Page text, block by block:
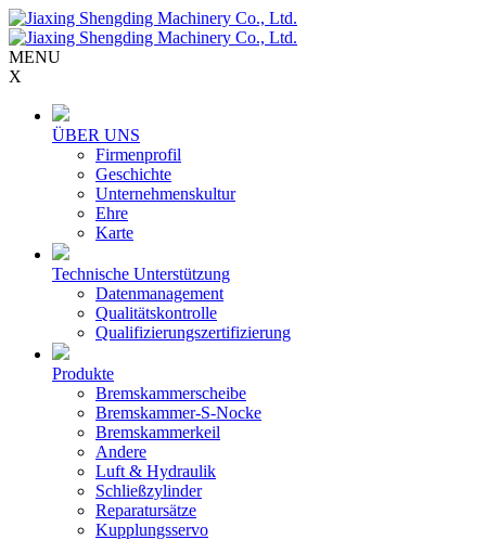
MENU
X
ÜBER UNS
Firmenprofil
Geschichte
Unternehmenskultur
Ehre
Karte
Technische Unterstützung
Datenmanagement
Qualitätskontrolle
Qualifizierungszertifizierung
Produkte
Bremskammerscheibe
Bremskammer-S-Nocke
Bremskammerkeil
Andere
Luft & Hydraulik
Schließzylinder
Reparatursätze
Kupplungsservo